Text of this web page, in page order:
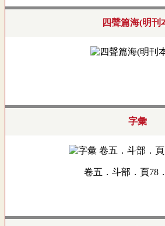
四聲篇海(明刊
字彙
卷五．斗部．頁78